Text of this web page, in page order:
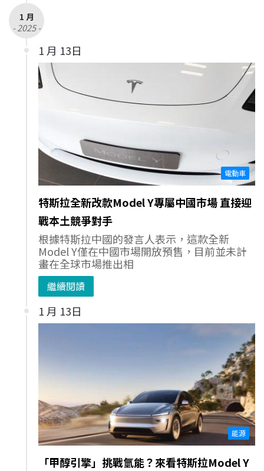
1 月
- 2025 -
1 月 13日
電動車
特斯拉全新改款Model Y專屬中國市場 直接迎
戰本土競爭對手
根據特斯拉中國的發言人表示，這款全新
Model Y僅在中國市場開放預售，目前並未計
畫在全球市場推出相
繼續閱讀
1 月 13日
能源
「甲醇引擎」挑戰氫能？來看特斯拉Model Y